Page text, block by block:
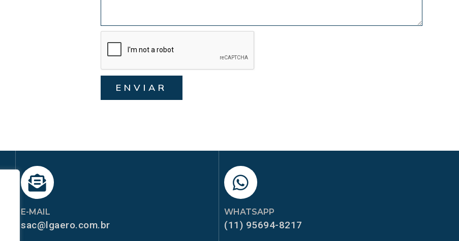
ENVIAR
E-MAIL
sac@lgaero.com.br
WHATSAPP
(11) 95694-8217